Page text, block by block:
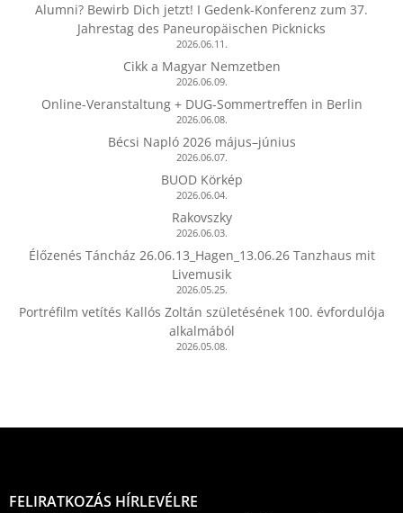
Alumni? Bewirb Dich jetzt! I Gedenk-Konferenz zum 37.
Jahrestag des Paneuropäischen Picknicks
2026.06.11.
Cikk a Magyar Nemzetben
2026.06.09.
Online-Veranstaltung + DUG-Sommertreffen in Berlin
2026.06.08.
Bécsi Napló 2026 május–június
2026.06.07.
BUOD Körkép
2026.06.04.
Rakovszky
2026.06.03.
Élőzenés Táncház 26.06.13_Hagen_13.06.26 Tanzhaus mit
Livemusik
2026.05.25.
Portréfilm vetítés Kallós Zoltán születésének 100. évfordulója
alkalmából
2026.05.08.
FELIRATKOZÁS HÍRLEVÉLRE